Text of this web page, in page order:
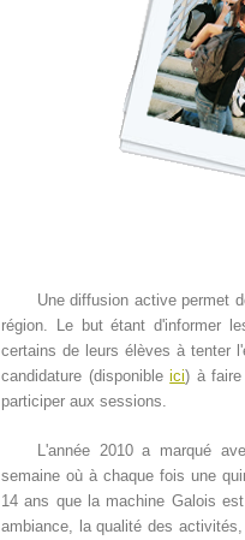
Une diffusion active permet
région. Le but étant d'informer
certains de leurs élèves à tenter
candidature (disponibleici) à faire
participer aux sessions.
L'année 2010 a marqué
semaine où à chaque fois une
14 ans que la machine Galois
ambiance, la qualité des